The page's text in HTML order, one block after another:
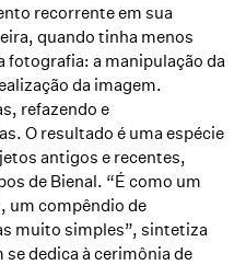
recorrente em sua
quando tinha menos
fotografia: a manipulação da
da imagem.
refazendo e
O resultado é uma espécie
antigos e recentes,
de Bienal. “É como um
um compêndio de
muito simples”, sintetiza
dedica à cerimônia de